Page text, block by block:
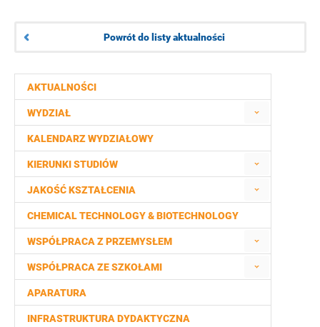
AKTUALNOŚCI
WYDZIAŁ
KALENDARZ WYDZIAŁOWY
KIERUNKI STUDIÓW
JAKOŚĆ KSZTAŁCENIA
CHEMICAL TECHNOLOGY & BIOTECHNOLOGY
WSPÓŁPRACA Z PRZEMYSŁEM
WSPÓŁPRACA ZE SZKOŁAMI
APARATURA
INFRASTRUKTURA DYDAKTYCZNA
Powrót do listy aktualności